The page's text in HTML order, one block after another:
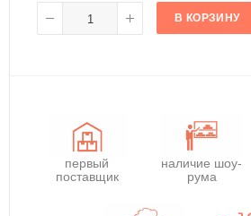
В КОРЗИНУ
первый
поставщик
наличие шоу-
рума